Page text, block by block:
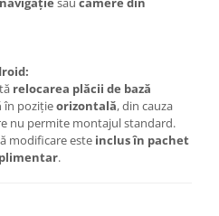
relocarea plăcii de bază
în pozițieorizontală, din cauza
nu permite montajul standard.
modificare este inclus în pachet
.